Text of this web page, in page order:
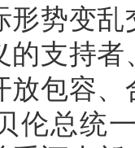
形势变
的支持
放包容
伦总统